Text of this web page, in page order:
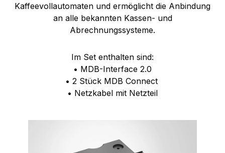
Kaffeevollautomaten und ermöglicht die Anbindung
an alle bekannten Kassen- und
Abrechnungssysteme.
Im Set enthalten sind:
• MDB-Interface 2.0
• 2 Stück MDB Connect
• Netzkabel mit Netzteil